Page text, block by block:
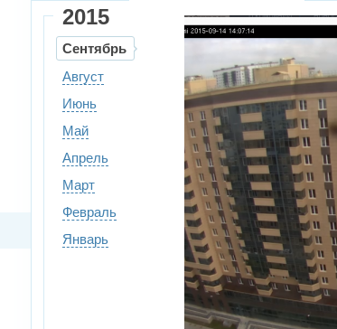
2015
Сентябрь
Август
Июнь
Май
Апрель
Март
Февраль
Январь